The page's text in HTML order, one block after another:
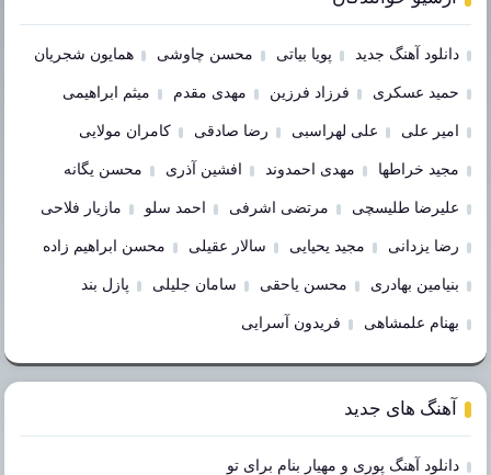
دانلود آهنگ جدید پویا بیاتی محسن چاوشی همایون شجریان
حمید عسکری فرزاد فرزین مهدی مقدم میثم ابراهیمی
امیر علی علی لهراسبی رضا صادقی کامران مولایی
مجید خراطها مهدی احمدوند افشین آذری محسن یگانه
علیرضا طلیسچی مرتضی اشرفی احمد سلو مازیار فلاحی
رضا یزدانی مجید یحیایی سالار عقیلی محسن ابراهیم زاده
بنیامین بهادری محسن یاحقی سامان جلیلی پازل بند
بهنام علمشاهی فریدون آسرایی
آهنگ های جدید
دانلود آهنگ پوری و مهیار بنام برای تو